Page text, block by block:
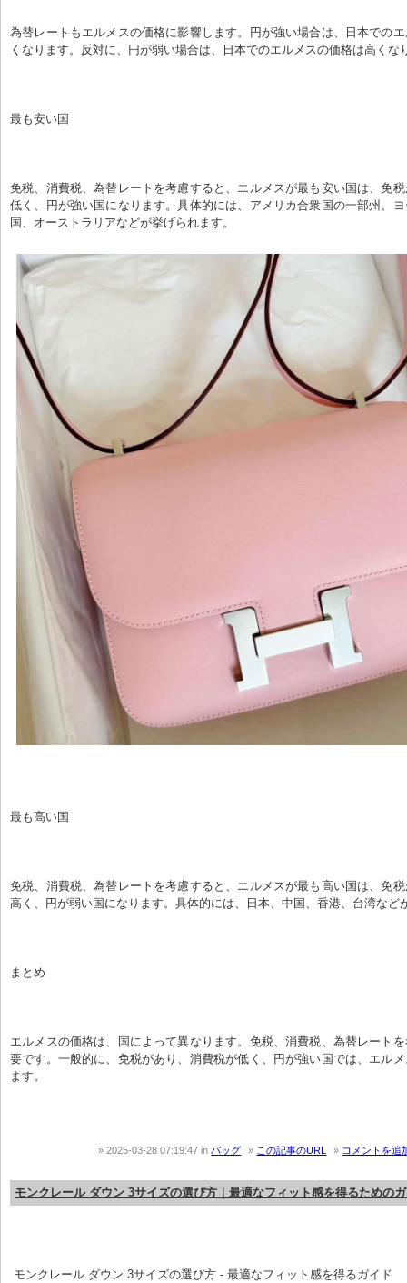
為替レートもエルメスの価格に影響します。円が強い場合は、日本での
くなります。反対に、円が弱い場合は、日本でのエルメスの価格は高くな
最も安い国
免税、消費税、為替レートを考慮すると、エルメスが最も安い国は、免
低く、円が強い国になります。具体的には、アメリカ合衆国の一部州、
国、オーストラリアなどが挙げられます。
最も高い国
免税、消費税、為替レートを考慮すると、エルメスが最も高い国は、免
高く、円が弱い国になります。具体的には、日本、中国、香港、台湾など
まとめ
エルメスの価格は、国によって異なります。免税、消費税、為替レート
要です。一般的に、免税があり、消費税が低く、円が強い国では、エル
ます。
2025-03-28 07:19:47inバッグ この記事のURL コメントを追
モンクレール ダウン 3サイズの選び方｜最適なフィット感を得るための
モンクレール ダウン 3サイズの選び方 - 最適なフィット感を得るガイド